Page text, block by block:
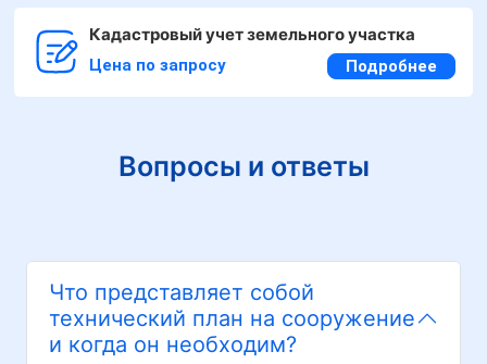
Кадастровый учет земельного участка
Цена по запросу Подробнее
Вопросы и ответы
Что представляет собой
технический план на сооружение
и когда он необходим?